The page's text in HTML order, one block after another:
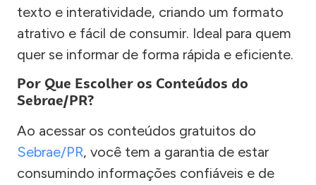
texto e interatividade, criando um formato
atrativo e fácil de consumir. Ideal para quem
quer se informar de forma rápida e eficiente.
Por Que Escolher os Conteúdos do
Sebrae/PR?
Ao acessar os conteúdos gratuitos do
Sebrae/PR, você tem a garantia de estar
consumindo informações confiáveis e de